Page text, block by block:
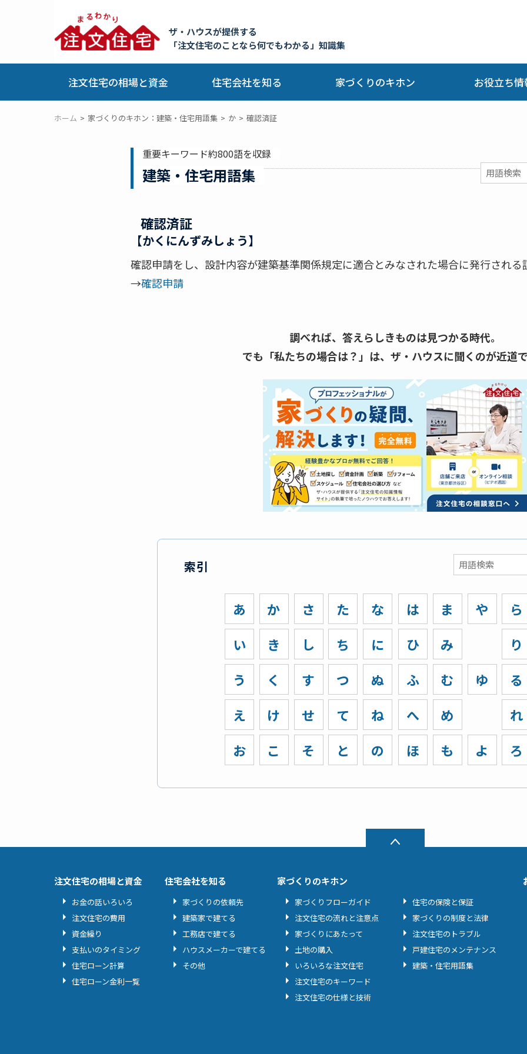
ザ・ハウスが提供する
「注文住宅のことなら何でもわかる」知識集
注文住宅の相場と資金 住宅会社を知る 家づくりのキホン お役立ち情
ホーム 家づくりのキホン：建築・住宅用語集 か 確認済証
重要キーワード約800語を収録
建築・住宅用語集
確認済証
【かくにんずみしょう】
確認申請をし、設計内容が建築基準関係規定に適合とみなされた場合に発行される
→確認申請
調べれば、答えらしきものは見つかる時代。
でも「私たちの場合は？」は、 ザ・ハウスに聞くのが近道
索引
あ
い
う
え
お
か
き
く
け
こ
さ
し
す
せ
そ
た
ち
つ
て
と
な
に
ぬ
ね
の
は
ひ
ふ
へ
ほ
ま
み
む
め
も
や
ゆ
よ
ら
り
る
れ
ろ
注文住宅の相場と資金
お金の話いろいろ
注文住宅の費用
資金繰り
支払いのタイミング
住宅ローン計算
住宅ローン金利一覧
住宅会社を知る
家づくりの依頼先
建築家で建てる
工務店で建てる
ハウスメーカーで建てる
その他
家づくりのキホン
家づくりフローガイド
注文住宅の流れと注意点
家づくりにあたって
土地の購入
いろいろな注文住宅
注文住宅のキーワード
注文住宅の仕様と技術
住宅の保険と保証
家づくりの制度と法律
注文住宅のトラブル
戸建住宅のメンテナンス
建築・住宅用語集